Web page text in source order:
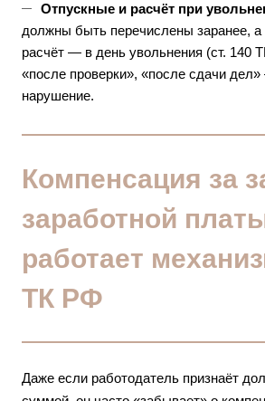
Отпускные и расчёт при
должны быть перечислены заранее, а
расчёт — в день увольнения (ст.
«после проверки», «после сдачи
нарушение.
Компенсация за
заработной
работает
ТК РФ
Даже если работодатель признаёт